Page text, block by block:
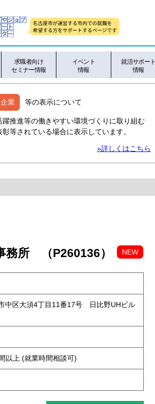
求職者向け
セミナー情報
イベント
情報
就活サポート
情報
業 等の表示について
推進等の働きやすい環境づくりに取り組む
等されている場合に表示しています。
»詳しくはこちら
所 （P260136） NEW
中区大須4丁目11番17号 日比野UHビル
以上 (就業時間相談可)